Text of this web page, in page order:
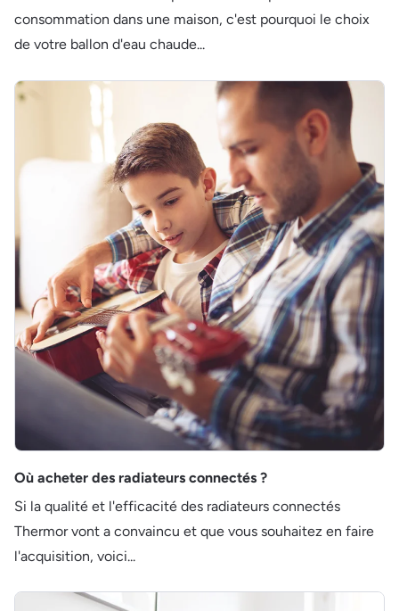
consommation dans une maison, c'est pourquoi le choix
de votre ballon d'eau chaude...
Où acheter des radiateurs connectés ?
Si la qualité et l'efficacité des radiateurs connectés
Thermor vont a convaincu et que vous souhaitez en faire
l'acquisition, voici...